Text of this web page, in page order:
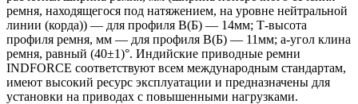
ремня, находящегося под натяжением, на уровне нейтральной
линии (корда)) — для профиля B(Б) — 14мм; Т-высота
профиля ремня, мм — для профиля B(Б) — 11мм; a-угол клина
ремня, равный (40±1)°. Индийские приводные ремни
INDFORCE соответствуют всем международным стандартам,
имеют высокий ресурс эксплуатации и предназначены для
установки на приводах с повышенными нагрузками.